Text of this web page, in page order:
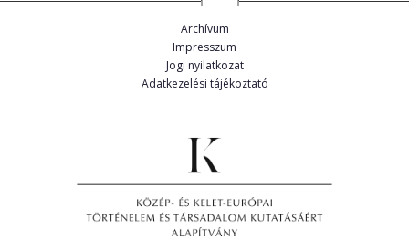
Archívum
Impresszum
Jogi nyilatkozat
Adatkezelési tájékoztató